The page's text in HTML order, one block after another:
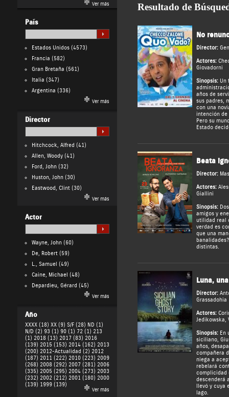
Ver más
País
Estados Unidos(4573)
Francia (582)
Gran Bretaña (561)
Italia (347)
Argentina (336)
Ver más
Director
Hitchcock, Alfred (41)
Allen, Woody(41)
Ford, John(32)
Huston, John(30)
Eastwood, Clint(30)
Ver más
Actor
Wayne, John(60)
De, Robert(59)
L., Samuel (49)
Caine, Michael (48)
Depardieu, Gérard (45)
Ver más
Año
XXXX (18) XX (9) S/F (28) ND (1)
N/D (2) 93 (1) 90 (1) 72 (1) 213
(1) 2018 (13) 2017 (83) 2016
(139) 2015 (153) 2014 (162) 2013
(200) 2012-Actualidad (2) 2012
(187) 2011 (222) 2010 (223) 2009
(268) 2008 (292) 2007 (281) 2006
(335) 2005 (295) 2004 (273) 2003
(232) 2002 (212) 2001 (180) 2000
(139) 1999 (139)
Ver más
Resultado de
No
Director:
Actores:
Giovadorni
Sinopsis:Un
años de
sus padres,
con una
intención de
Pero su
Estado
Beata
Director:
Actores:
Giallini
Sinopsis:
amigos y
utilidad real
verdad es
que una
distintas.
Luna,
Director:
Grassadohia
Actores:
Jedikowska,
Sinopsis:En
siciliano,
años,
compañera
niega a
rebelará
complicidad
descenderá
llevó y
lago.